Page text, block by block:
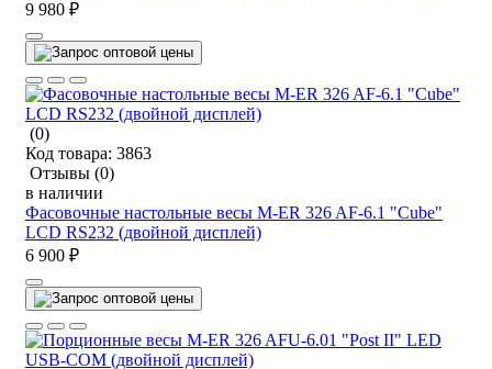
9 980 ₽
(0)
Код товара: 3863
Отзывы (0)
в наличии
Фасовочные настольные весы M-ER 326 AF-6.1 "Cube"
LCD RS232 (двойной дисплей)
6 900 ₽